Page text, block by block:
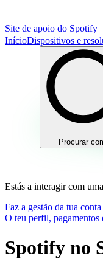
Site de apoio do Spotify
InícioDispositivos e
Procurar
Estás a interagir com
Faz a gestão da tua conta
O teu perfil, pagamentos
Spotify no